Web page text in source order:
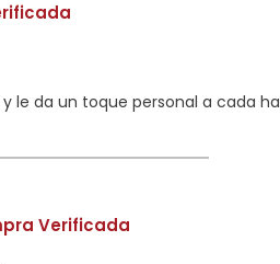
le da un toque personal a cada
Verificada